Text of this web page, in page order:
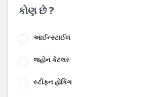
કોણ છે ?
આઈન્સ્ટાઈલ
જહોન કેટલર
સ્ટીફન હોકિંગ